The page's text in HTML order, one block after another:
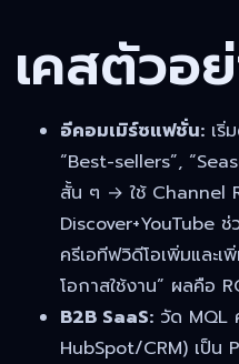
เคสตัวอ
อีคอมเมิร์ซแฟชั่น: เริ่
“Best-sellers”,
สั้น ๆ → ใช้ Channel
Discover+YouTube
ครีเอทีฟวิดีโอเพิ่มและ
โอกาสใช้งาน” ผลคือ
B2B SaaS: วัด MQL
HubSpot/CRM) เป็น